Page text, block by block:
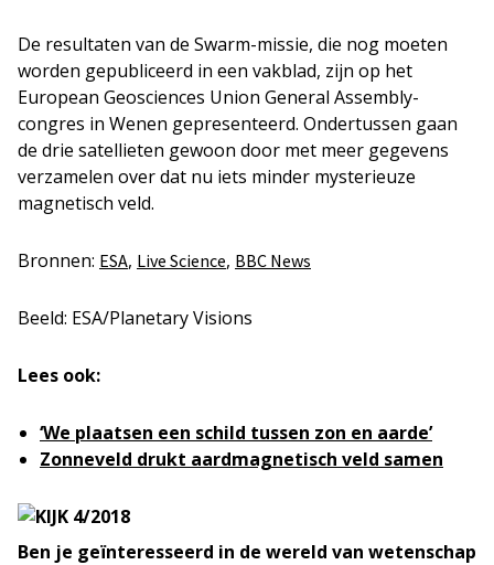
De resultaten van de Swarm-missie, die nog moeten
worden gepubliceerd in een vakblad, zijn op het
European Geosciences Union General Assembly-
congres in Wenen gepresenteerd. Ondertussen gaan
de drie satellieten gewoon door met meer gegevens
verzamelen over dat nu iets minder mysterieuze
magnetisch veld.
Bronnen: ESA, Live Science, BBC News
Beeld: ESA/Planetary Visions
Lees ook:
‘We plaatsen een schild tussen zon en aarde’
Zonneveld drukt aardmagnetisch veld samen
Ben je geïnteresseerd in de wereld van wetenschap